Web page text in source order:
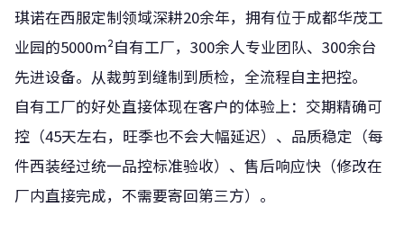
琪诺在西服定制领域深耕20余年，拥有位于成都华茂工
业园的5000m²自有工厂，300余人专业团队、300余台
先进设备。从裁剪到缝制到质检，全流程自主把控。
自有工厂的好处直接体现在客户的体验上：交期精确可
控（45天左右，旺季也不会大幅延迟）、品质稳定（每
件西装经过统一品控标准验收）、售后响应快（修改在
厂内直接完成，不需要寄回第三方）。